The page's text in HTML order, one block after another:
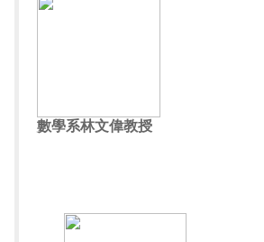
數學系林文偉教授